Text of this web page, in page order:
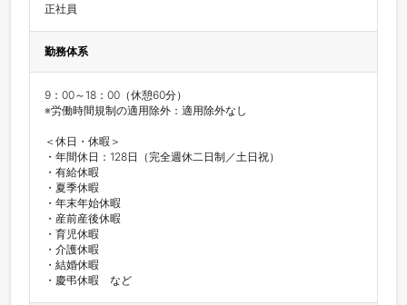
正社員
勤務体系
9：00～18：00（休憩60分）
※労働時間規制の適用除外：適用除外なし
＜休日・休暇＞
・年間休日：128日（完全週休二日制／土日祝）
・有給休暇
・夏季休暇
・年末年始休暇
・産前産後休暇
・育児休暇
・介護休暇
・結婚休暇
・慶弔休暇　など